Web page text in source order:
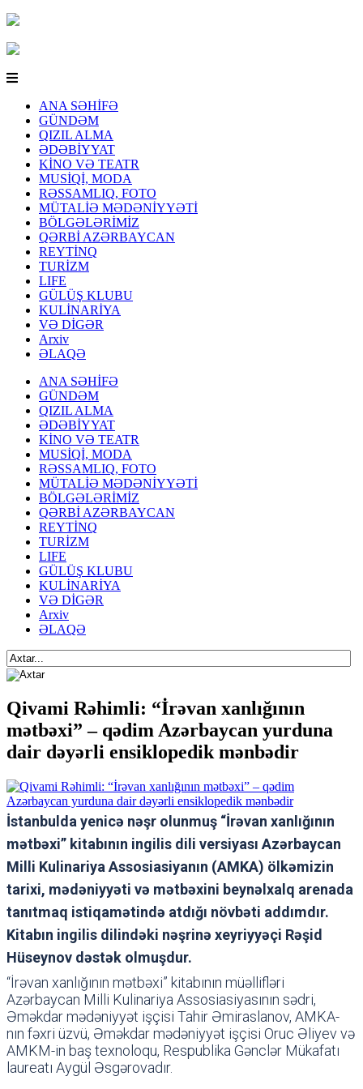
ANA SƏHİFƏ
GÜNDƏM
QIZIL ALMA
ƏDƏBİYYAT
KİNO VƏ TEATR
MUSİQİ, MODA
RƏSSAMLIQ, FOTO
MÜTALİƏ MƏDƏNİYYƏTİ
BÖLGƏLƏRİMİZ
QƏRBİ AZƏRBAYCAN
REYTİNQ
TURİZM
LIFE
GÜLÜŞ KLUBU
KULİNARİYA
VƏ DİGƏR
Arxiv
ƏLAQƏ
ANA SƏHİFƏ
GÜNDƏM
QIZIL ALMA
ƏDƏBİYYAT
KİNO VƏ TEATR
MUSİQİ, MODA
RƏSSAMLIQ, FOTO
MÜTALİƏ MƏDƏNİYYƏTİ
BÖLGƏLƏRİMİZ
QƏRBİ AZƏRBAYCAN
REYTİNQ
TURİZM
LIFE
GÜLÜŞ KLUBU
KULİNARİYA
VƏ DİGƏR
Arxiv
ƏLAQƏ
Qivami Rəhimli: “İrəvan xanlığının
mətbəxi” – qədim Azərbaycan yurduna
dair dəyərli ensiklopedik mənbədir
İstanbulda yenicə nəşr olunmuş “İrəvan xanlığının
mətbəxi” kitabının ingilis dili versiyası Azərbaycan
Milli Kulinariya Assosiasiyanın (AMKA) ölkəmizin
tarixi, mədəniyyəti və mətbəxini beynəlxalq arenada
tanıtmaq istiqamətində atdığı növbəti addımdır.
Kitabın ingilis dilindəki nəşrinə xeyriyyəçi Rəşid
Hüseynov dəstək olmuşdur.
“İrəvan xanlığının mətbəxi” kitabının müəllifləri
Azərbaycan Milli Kulinariya Assosiasiyasının sədri,
Əməkdar mədəniyyət işçisi Tahir Əmiraslanov, AMKA-
nın fəxri üzvü, Əməkdar mədəniyyət işçisi Oruc Əliyev və
AMKM-in baş texnoloqu, Respublika Gənclər Mükafatı
laureatı Aygül Əsgərovadır.